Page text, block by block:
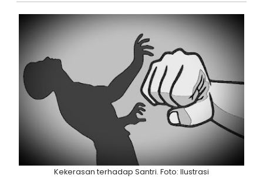
Kekerasan terhadap Santri. Foto: Ilustrasi